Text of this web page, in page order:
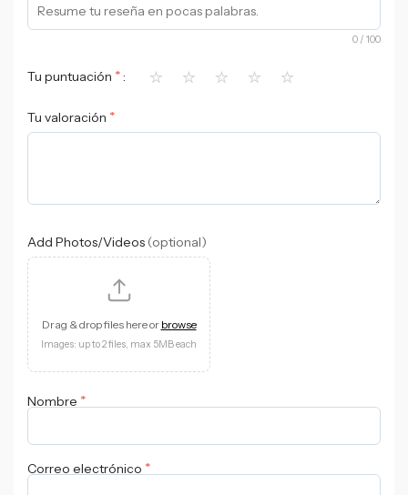
0 / 100
Tu puntuación * ⭐ ⭐ ⭐ ⭐ ⭐
Tu valoración *
Add Photos/Videos (optional)
Drag & drop files here or browse
Images: up to 2 files, max 5MB each
Nombre *
Correo electrónico *